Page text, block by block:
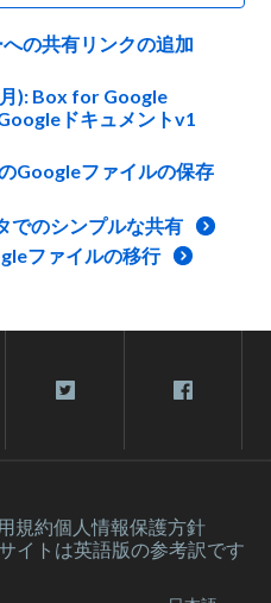
の共有リンクの追加
): Box for Google
ドキュメントv1
Googleファイルの保存
でのシンプルな共有
ファイルの移行
規約個人情報保護方針
イトは英語版の参考訳です